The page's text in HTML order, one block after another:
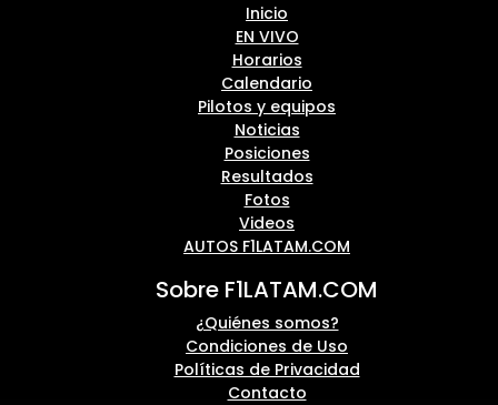
Inicio
EN VIVO
Horarios
Calendario
Pilotos y equipos
Noticias
Posiciones
Resultados
Fotos
Videos
AUTOS F1LATAM.COM
Sobre F1LATAM.COM
¿Quiénes somos?
Condiciones de Uso
Políticas de Privacidad
Contacto